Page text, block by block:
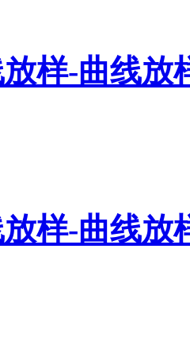
样-曲线放
样-曲线放